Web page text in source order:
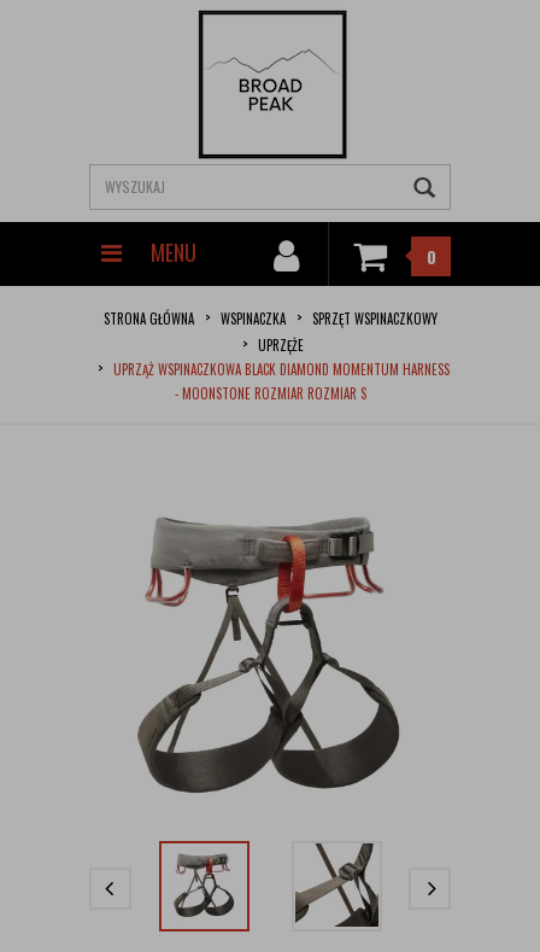
MENU 0
STRONA GŁÓWNA WSPINACZKA
SPRZĘT WSPINACZKOWY
UPRZĘŻE
UPRZĄŻ WSPINACZKOWA BLACK DIAMOND MOMENTUM HARNESS
- MOONSTONE ROZMIAR ROZMIAR S